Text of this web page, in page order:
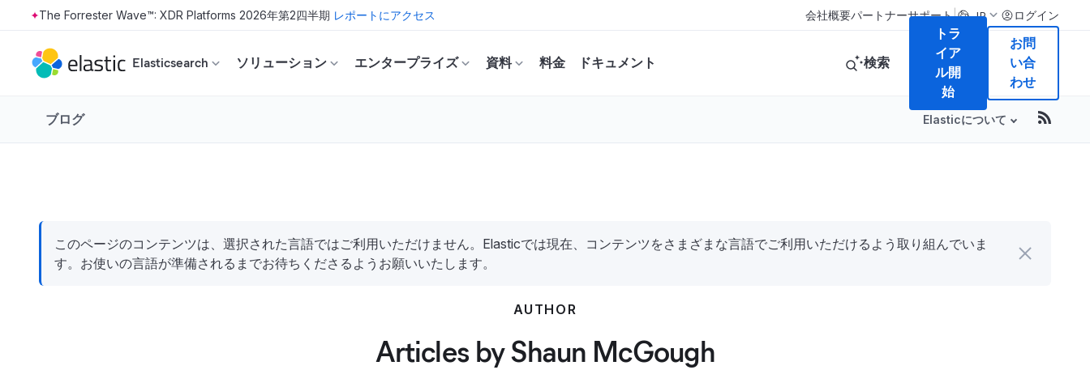
Skip to main content
The Forrester Wave™: XDR Platforms 2026年第2四半期 レポートにアクセス 会社概要パートナーサポート| JP ログイン
Elasticsearch ソリューション エンタープライズ 資料 料金 ドキュメント 検索
トラ
イア
ル開
始
お問
い合
わせ
ブログ Elasticについて
このページのコンテンツは、選択された言語ではご利用いただけません。Elasticでは現在、コンテンツをさまざまな言語でご利用いただけるよう取り組んでいま
す。お使いの言語が準備されるまでお待ちくださるようお願いいたします。
AUTHOR
Articles by Shaun McGough